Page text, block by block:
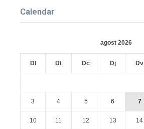
Calendar
agost 2026
Dl Dt Dc Dj Dv
3 4 5 6 7
10 11 12 13 14